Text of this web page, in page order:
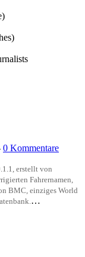
0 Kommentare
erstellt von
Fahrernamen,
BMC, einziges World
…